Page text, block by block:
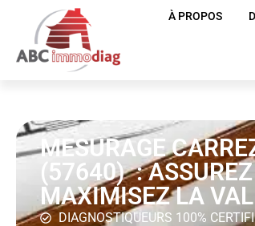
À PROPOS
MESURAGE
(57640) :
MAXIMISEZ LA
DIAGNOSTIQUEURS 100%